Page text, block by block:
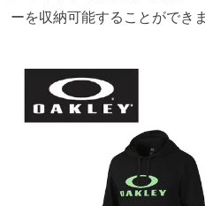
ーを収納可能することができま